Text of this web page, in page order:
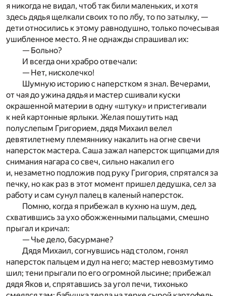
я никогда не видал, чтоб так били маленьких, и хотя
здесь дядья щелкали своих то по лбу, то по затылку, —
дети относились к этому равнодушно, только почесывая
ушибленное место. Я не однажды спрашивал их:
— Больно?
И всегда они храбро отвечали:
— Нет, нисколечко!
Шумную историю с наперстком я знал. Вечерами,
от чая до ужина дядья и мастер сшивали куски
окрашенной материи в одну «штуку» и пристегивали
к ней картонные ярлыки. Желая пошутить над
полуслепым Григорием, дядя Михаил велел
девятилетнему племяннику накалить на огне свечи
наперсток мастера. Саша зажал наперсток щипцами для
снимания нагара со свеч, сильно накалил его
и, незаметно подложив под руку Григория, спрятался за
печку, но как раз в этот момент пришел дедушка, сел за
работу и сам сунул палец в каленый наперсток.
Помню, когда я прибежал в кухню на шум, дед,
схватившись за ухо обожженными пальцами, смешно
прыгал и кричал:
— Чье дело, басурмане?
Дядя Михаил, согнувшись над столом, гонял
наперсток пальцем и дул на него; мастер невозмутимо
шил; тени прыгали по его огромной лысине; прибежал
дядя Яков и, спрятавшись за угол печи, тихонько